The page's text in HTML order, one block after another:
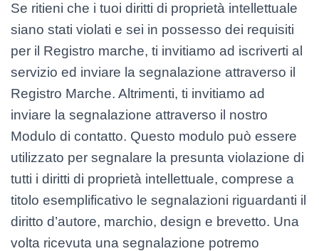
Se ritieni che i tuoi diritti di proprietà intellettuale
siano stati violati e sei in possesso dei requisiti
per il Registro marche, ti invitiamo ad iscriverti al
servizio ed inviare la segnalazione attraverso il
Registro Marche. Altrimenti, ti invitiamo ad
inviare la segnalazione attraverso il nostro
Modulo di contatto. Questo modulo può essere
utilizzato per segnalare la presunta violazione di
tutti i diritti di proprietà intellettuale, comprese a
titolo esemplificativo le segnalazioni riguardanti il
diritto d’autore, marchio, design e brevetto. Una
volta ricevuta una segnalazione potremo